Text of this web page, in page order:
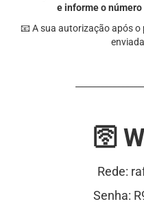
e informe o
📧 A sua autorização após
🛜
Rede:
Senha: